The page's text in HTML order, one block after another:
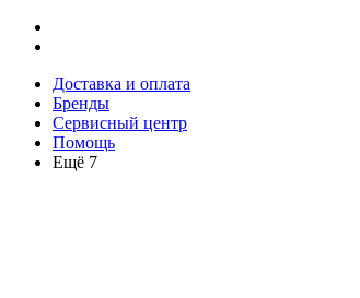
Доставка и оплата
Бренды
Сервисный центр
Помощь
Ещё 7